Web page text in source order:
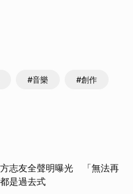
#音樂 #創作
志友全聲明曝光 「無法再
是過去式